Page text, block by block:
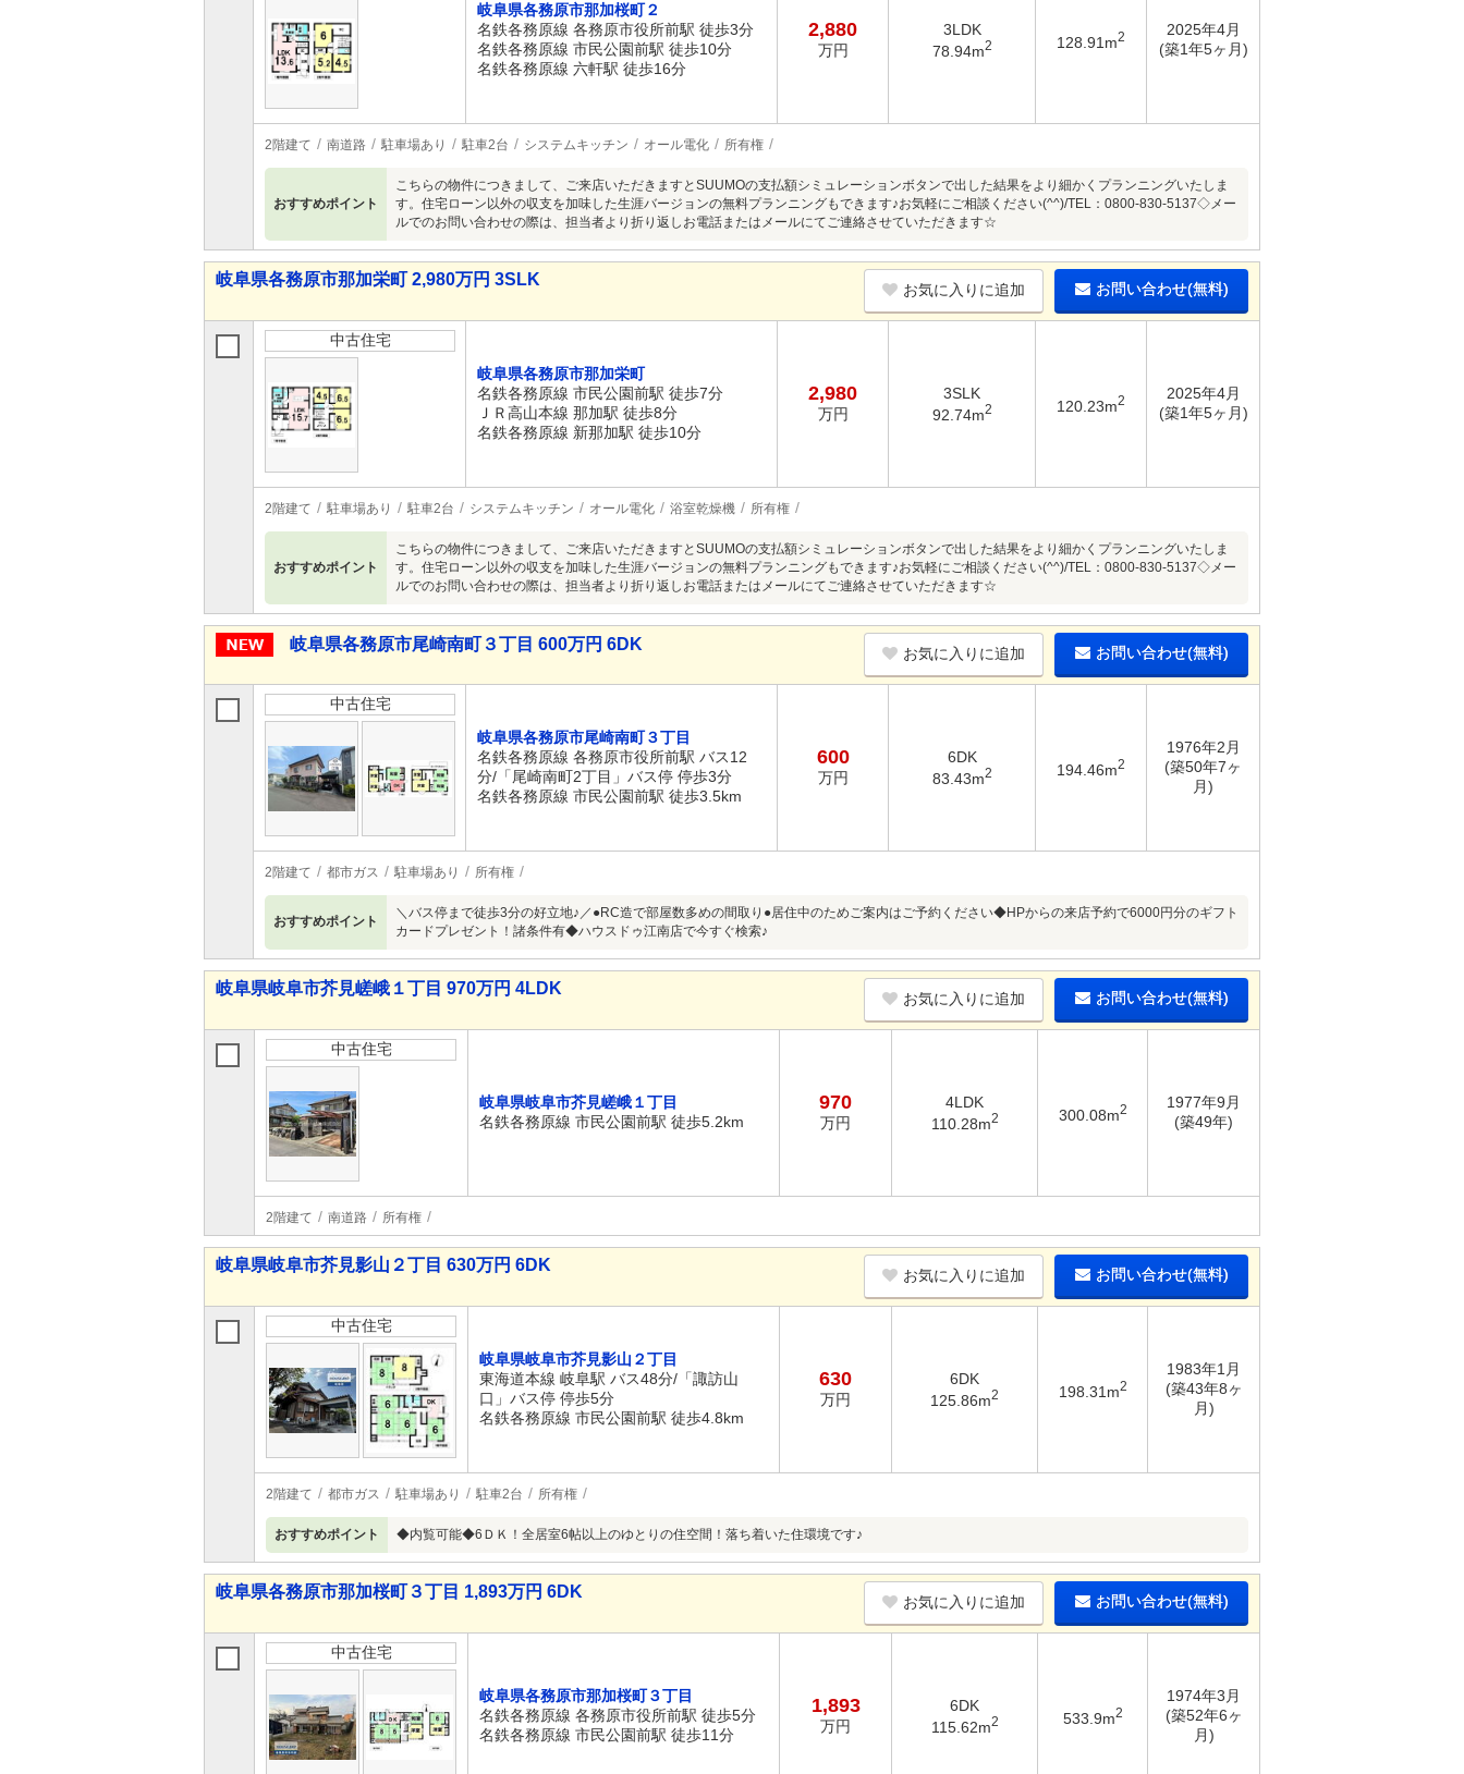
岐阜県各務原市那加桜町２
名鉄各務原線 各務原市役所前駅 徒歩3分
名鉄各務原線 市民公園前駅 徒歩10分
名鉄各務原線 六軒駅 徒歩16分
2,880
万円
3LDK
78.94m2 128.91m2
2025年4月
(築1年5ヶ月)
2階建て 南道路 駐車場あり 駐車2台 システムキッチン オール電化 所有権
おすすめポイント
こちらの物件につきまして、ご来店いただきますとSUUMOの支払額シミュレーションボタンで出した結果をより細かくプランニングいたしま
す。住宅ローン以外の収支を加味した生涯バージョンの無料プランニングもできます♪お気軽にご相談ください(^^)/TEL：0800-830-5137◇メー
ルでのお問い合わせの際は、担当者より折り返しお電話またはメールにてご連絡させていただきます☆
岐阜県各務原市那加栄町 2,980万円 3SLK
お気に入りに追加 お問い合わせ(無料)
中古住宅
岐阜県各務原市那加栄町
名鉄各務原線 市民公園前駅 徒歩7分
ＪＲ高山本線 那加駅 徒歩8分
名鉄各務原線 新那加駅 徒歩10分
2,980
万円
3SLK
92.74m2 120.23m2
2025年4月
(築1年5ヶ月)
2階建て 駐車場あり 駐車2台 システムキッチン オール電化 浴室乾燥機 所有権
おすすめポイント
こちらの物件につきまして、ご来店いただきますとSUUMOの支払額シミュレーションボタンで出した結果をより細かくプランニングいたしま
す。住宅ローン以外の収支を加味した生涯バージョンの無料プランニングもできます♪お気軽にご相談ください(^^)/TEL：0800-830-5137◇メー
ルでのお問い合わせの際は、担当者より折り返しお電話またはメールにてご連絡させていただきます☆
岐阜県各務原市尾崎南町３丁目 600万円 6DK お気に入りに追加 お問い合わせ(無料)
中古住宅
岐阜県各務原市尾崎南町３丁目
名鉄各務原線 各務原市役所前駅 バス12
分/「尾崎南町2丁目」バス停 停歩3分
名鉄各務原線 市民公園前駅 徒歩3.5km
600
万円
6DK
83.43m2 194.46m2
1976年2月
(築50年7ヶ
月)
2階建て 都市ガス 駐車場あり 所有権
おすすめポイント
＼バス停まで徒歩3分の好立地♪／●RC造で部屋数多めの間取り●居住中のためご案内はご予約ください◆HPからの来店予約で6000円分のギフト
カードプレゼント！諸条件有◆ハウスドゥ江南店で今すぐ検索♪
岐阜県岐阜市芥見嵯峨１丁目 970万円 4LDK
お気に入りに追加 お問い合わせ(無料)
中古住宅
岐阜県岐阜市芥見嵯峨１丁目
名鉄各務原線 市民公園前駅 徒歩5.2km
970
万円
4LDK
110.28m2 300.08m2
1977年9月
(築49年)
2階建て 南道路 所有権
岐阜県岐阜市芥見影山２丁目 630万円 6DK
お気に入りに追加 お問い合わせ(無料)
中古住宅
岐阜県岐阜市芥見影山２丁目
東海道本線 岐阜駅 バス48分/「諏訪山
口」バス停 停歩5分
名鉄各務原線 市民公園前駅 徒歩4.8km
630
万円
6DK
125.86m2 198.31m2
1983年1月
(築43年8ヶ
月)
2階建て 都市ガス 駐車場あり 駐車2台 所有権
おすすめポイント ◆内覧可能◆6ＤＫ！全居室6帖以上のゆとりの住空間！落ち着いた住環境です♪
岐阜県各務原市那加桜町３丁目 1,893万円 6DK
お気に入りに追加 お問い合わせ(無料)
中古住宅
岐阜県各務原市那加桜町３丁目
名鉄各務原線 各務原市役所前駅 徒歩5分
名鉄各務原線 市民公園前駅 徒歩11分
1,893
万円
6DK
115.62m2 533.9m2
1974年3月
(築52年6ヶ
月)